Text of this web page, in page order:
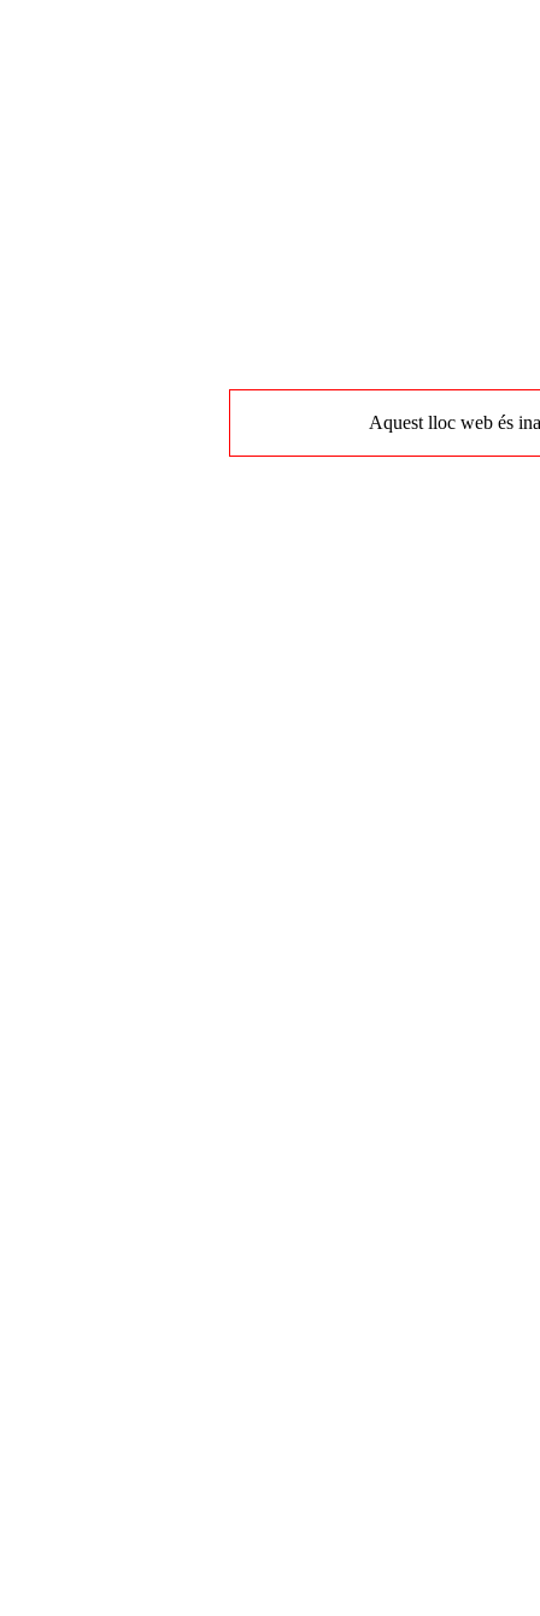
Aquest lloc web és